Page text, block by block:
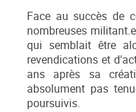
Face au succès de
nombreuses
qui semblait être
revendications et
ans après sa
absolument pas
poursuivis.